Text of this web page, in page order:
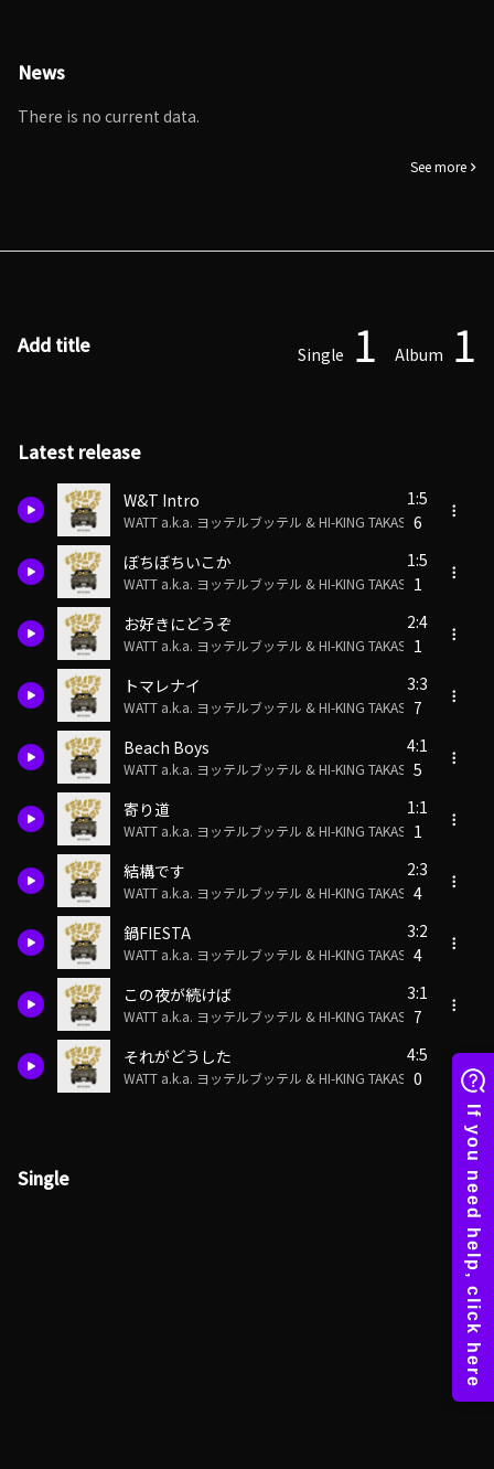
News
There is no current data.
See more
Add title Single 1 Album 1
Latest release
W&T Intro
WATT a.k.a. ヨッテルブッテル & HI-KING TAKASE
1:5
6
ぼちぼちいこか
WATT a.k.a. ヨッテルブッテル & HI-KING TAKASE
1:5
1
お好きにどうぞ
WATT a.k.a. ヨッテルブッテル & HI-KING TAKASE
2:4
1
トマレナイ
WATT a.k.a. ヨッテルブッテル & HI-KING TAKASE
3:3
7
Beach Boys
WATT a.k.a. ヨッテルブッテル & HI-KING TAKASE
4:1
5
寄り道
WATT a.k.a. ヨッテルブッテル & HI-KING TAKASE
1:1
1
結構です
WATT a.k.a. ヨッテルブッテル & HI-KING TAKASE
2:3
4
鍋FIESTA
WATT a.k.a. ヨッテルブッテル & HI-KING TAKASE
3:2
4
この夜が続けば
WATT a.k.a. ヨッテルブッテル & HI-KING TAKASE
3:1
7
それがどうした
WATT a.k.a. ヨッテルブッテル & HI-KING TAKASE
4:5
0
Single